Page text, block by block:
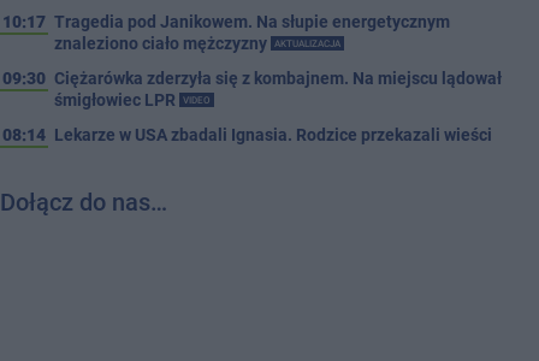
10:17 Tragedia pod Janikowem. Na słupie energetycznym
znaleziono ciało mężczyzny
AKTUALIZACJA
09:30 Ciężarówka zderzyła się z kombajnem. Na miejscu lądował
śmigłowiec LPR
VIDEO
08:14 Lekarze w USA zbadali Ignasia. Rodzice przekazali wieści
Dołącz do nas…